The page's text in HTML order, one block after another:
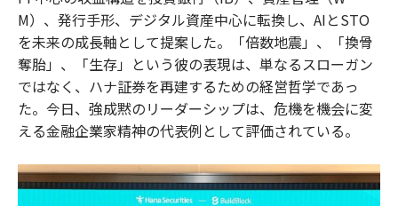
M）、発行手形、デジタル資産中心に転換し、AIとSTO
を未来の成長軸として提案した。「倍数地震」、「換骨
奪胎」、「生存」という彼の表現は、単なるスローガン
ではなく、ハナ証券を再建するための経営哲学であっ
た。今日、強成黙のリーダーシップは、危機を機会に変
える金融企業家精神の代表例として評価されている。